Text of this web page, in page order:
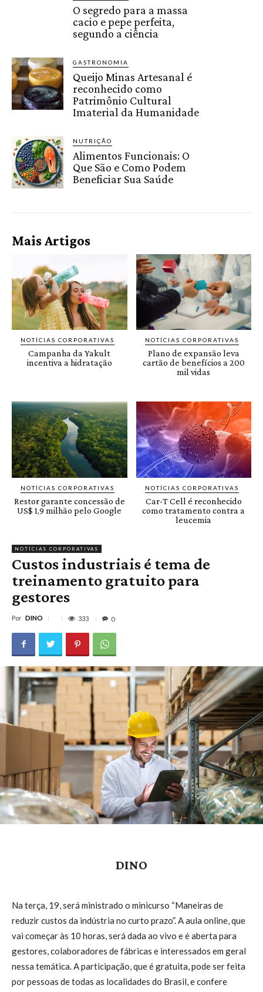
O segredo para a massa
cacio e pepe perfeita,
segundo a ciência
GASTRONOMIA
Queijo Minas Artesanal é
reconhecido como
Patrimônio Cultural
Imaterial da Humanidade
NUTRIÇÃO
Alimentos Funcionais: O
Que São e Como Podem
Beneficiar Sua Saúde
Mais Artigos
NOTÍCIAS CORPORATIVAS
Campanha da Yakult
incentiva a hidratação
NOTÍCIAS CORPORATIVAS
Plano de expansão leva
cartão de benefícios a 200
mil vidas
NOTÍCIAS CORPORATIVAS
Restor garante concessão de
US$ 1,9 milhão pelo Google
NOTÍCIAS CORPORATIVAS
Car-T Cell é reconhecido
como tratamento contra a
leucemia